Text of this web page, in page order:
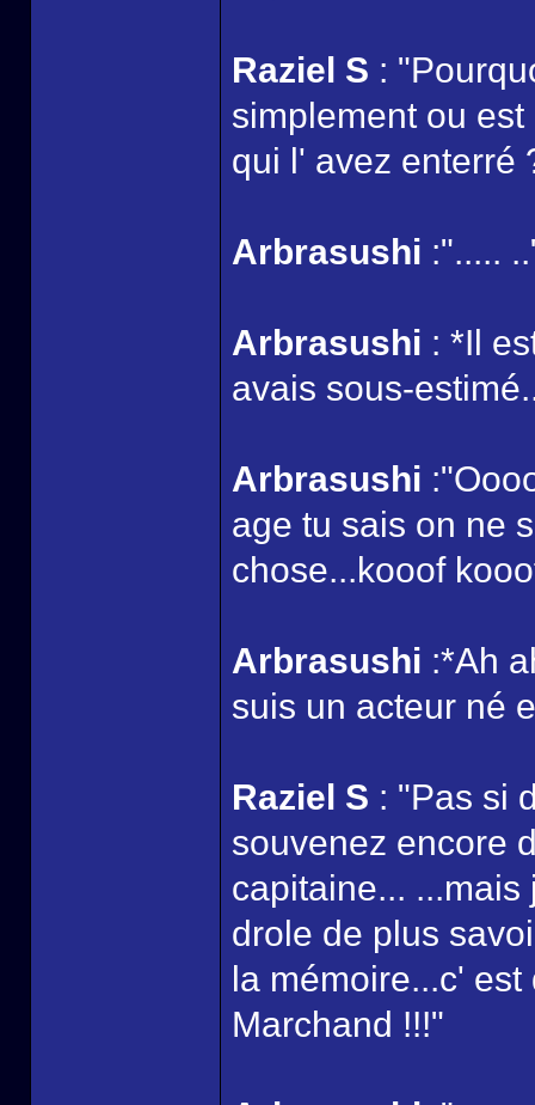
Raziel S :
simplement ou
qui l' avez enterré
Arbrasushi :".....
Arbrasushi : *Il
avais sous-
Arbrasushi
age tu sais on ne
chose...kooof
Arbrasushi :*Ah
suis un acteur né
Raziel S : "Pas si
souvenez encore
capitaine...
drole de plus
la mémoire...c'
Marchand !!!"